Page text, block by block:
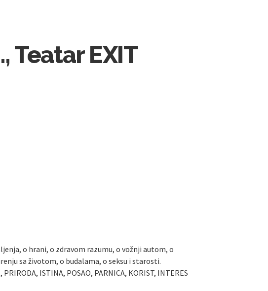
Teatar EXIT
o hrani, o zdravom razumu, o vožnji autom, o
sa životom, o budalama, o seksu i starosti.
ISTINA, POSAO, PARNICA, KORIST, INTERES